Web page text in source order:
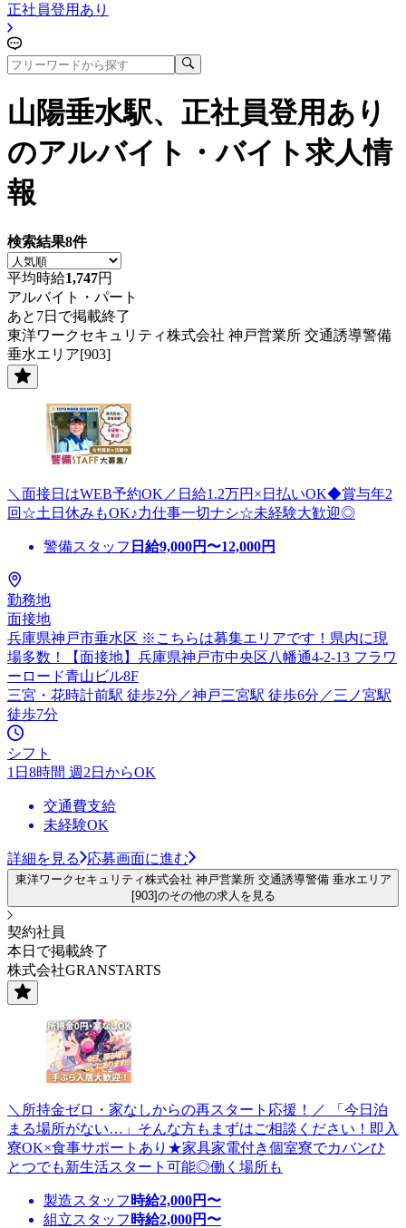
正社員登用あり
山陽垂水駅、正社員登用あり
のアルバイト・バイト求人情
報
検索結果8件
平均時給1,747円
アルバイト・パート
あと7日で掲載終了
東洋ワークセキュリティ株式会社 神戸営業所 交通誘導警備
垂水エリア[903]
＼面接日はWEB予約OK／日給1.2万円×日払いOK◆賞与年2
回☆土日休みもOK♪力仕事一切ナシ☆未経験大歓迎◎
警備スタッフ 日給9,000円〜12,000円
勤務地
面接地
兵庫県神戸市垂水区 ※こちらは募集エリアです！県内に現
場多数！【面接地】兵庫県神戸市中央区八幡通4-2-13 フラワ
ーロード青山ビル8F
三宮・花時計前駅 徒歩2分／神戸三宮駅 徒歩6分／三ノ宮駅
徒歩7分
シフト
1日8時間 週2日からOK
交通費支給
未経験OK
詳細を見る 応募画面に進む
東洋ワークセキュリティ株式会社 神戸営業所 交通誘導警備 垂水エリア
[903]のその他の求人を見る
契約社員
本日で掲載終了
株式会社GRANSTARTS
＼所持金ゼロ・家なしからの再スタート応援！／ 「今日泊
まる場所がない…」そんな方もまずはご相談ください！即入
寮OK×食事サポートあり★家具家電付き個室寮でカバンひ
とつでも新生活スタート可能◎働く場所も
製造スタッフ 時給2,000円〜
組立スタッフ 時給2,000円〜